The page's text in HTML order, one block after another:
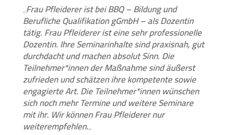
„Frau Pfleiderer ist bei BBQ – Bildung und
Berufliche Qualifikation gGmbH – als Dozentin
tätig. Frau Pfleiderer ist eine sehr professionelle
Dozentin. Ihre Seminarinhalte sind praxisnah, gut
durchdacht und machen absolut Sinn. Die
Teilnehmer*innen der Maßnahme sind äußerst
zufrieden und schätzen ihre kompetente sowie
engagierte Art. Die Teilnehmer*innen wünschen
sich noch mehr Termine und weitere Seminare
mit ihr. Wir können Frau Pfleiderer nur
weiterempfehlen.„